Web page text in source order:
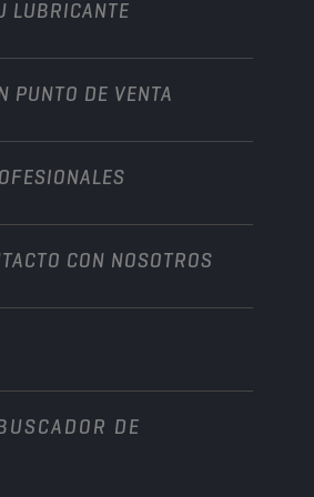
LUBRICANTE
PUNTO DE VENTA
CON NOSOTROS
52 2620 Hemiksem
DE